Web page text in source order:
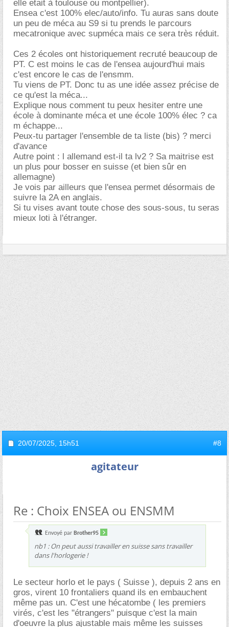
elle etait à toulouse ou montpellier).
Ensea c'est 100% elec/auto/info. Tu auras sans doute
un peu de méca au S9 si tu prends le parcours
mecatronique avec supméca mais ce sera très réduit.
Ces 2 écoles ont historiquement recruté beaucoup de
PT. C est moins le cas de l'ensea aujourd'hui mais
c'est encore le cas de l'ensmm.
Tu viens de PT. Donc tu as une idée assez précise de
ce qu'est la méca...
Explique nous comment tu peux hesiter entre une
école à dominante méca et une école 100% élec ? ca
m échappe...
Peux-tu partager l'ensemble de ta liste (bis) ? merci
d'avance
Autre point : l allemand est-il ta lv2 ? Sa maitrise est
un plus pour bosser en suisse (et bien sûr en
allemagne)
Je vois par ailleurs que l'ensea permet désormais de
suivre la 2A en anglais.
Si tu vises avant toute chose des sous-sous, tu seras
mieux loti à l'étranger.
20/07/2025, 15h51 #8
agitateur
Re : Choix ENSEA ou ENSMM
Envoyé par Brother95
nb1 : On peut aussi travailler en suisse sans travailler
dans l'horlogerie !
Le secteur horlo et le pays ( Suisse ), depuis 2 ans en
gros, virent 10 frontaliers quand ils en embauchent
même pas un. C'est une hécatombe ( les premiers
virés, c'est les "étrangers" puisque c'est la main
d'oeuvre la plus ajustable mais même les suisses